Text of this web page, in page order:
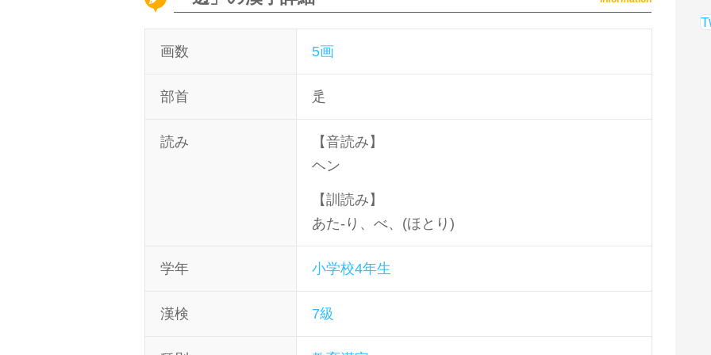
画数 5画
部首 辵
読み
【音読み】
ヘン
【訓読み】
あた-り、べ、(ほとり)
学年 小学校4年生
漢検 7級